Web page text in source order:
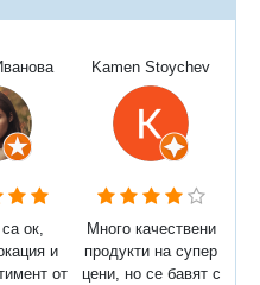
ок,
и
от
Kamen Stoychev
Много качествени
продукти на супер
цени, но се бавят с